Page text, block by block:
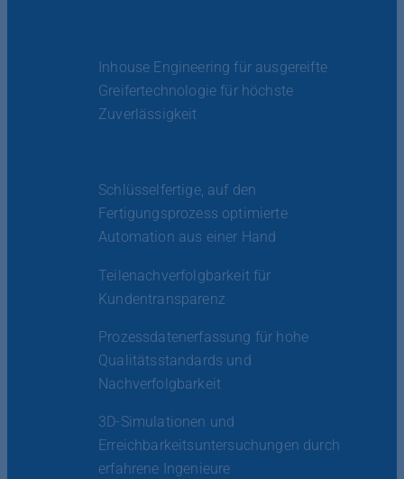
Inhouse Engineering für ausgereifte
Greifertechnologie für höchste
Zuverlässigkeit
Schlüsselfertige, auf den
Fertigungsprozess optimierte
Automation aus einer Hand
Teilenachverfolgbarkeit für
Kundentransparenz
Prozessdatenerfassung für hohe
Qualitätsstandards und
Nachverfolgbarkeit
3D-Simulationen und
Erreichbarkeitsuntersuchungen durch
erfahrene Ingenieure